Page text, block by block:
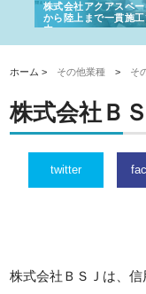
ースが水中
工できる理
株式会社地
れ続ける理
強み
ホーム > その他業種 > そ
株式会社Ｂ
twitter
株式会社ＢＳＪは、